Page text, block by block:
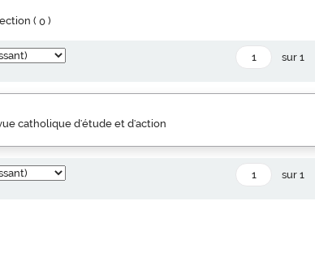
(0 )
sur 1
catholique d'étude et d'action
sur 1